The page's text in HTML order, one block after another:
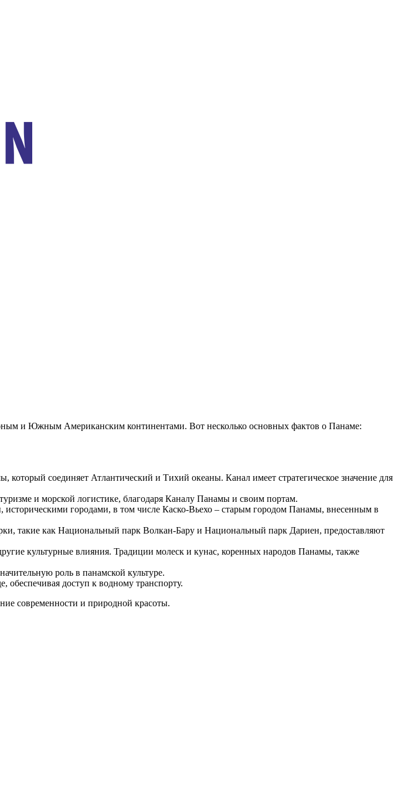
и Южным Американским континентами. Вот несколько основных фактов о Панаме:
соединяет Атлантический и Тихий океаны. Канал имеет стратегическое значение для
и морской логистике, благодаря Каналу Панамы и своим портам.
городами, в том числе Каско-Вьехо – старым городом Панамы, внесенным в
такие как Национальный парк Волкан-Бару и Национальный парк Дариен, предоставляют
культурные влияния. Традиции молеск и кунас, коренных народов Панамы, также
роль в панамской культуре.
обеспечивая доступ к водному транспорту.
современности и природной красоты.